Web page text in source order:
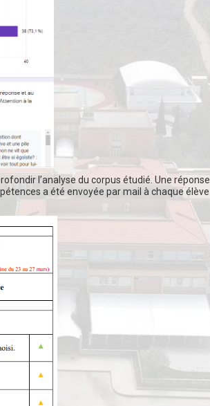
l’analyse du corpus étudié. Une réponse
a été envoyée par mail à chaque élève